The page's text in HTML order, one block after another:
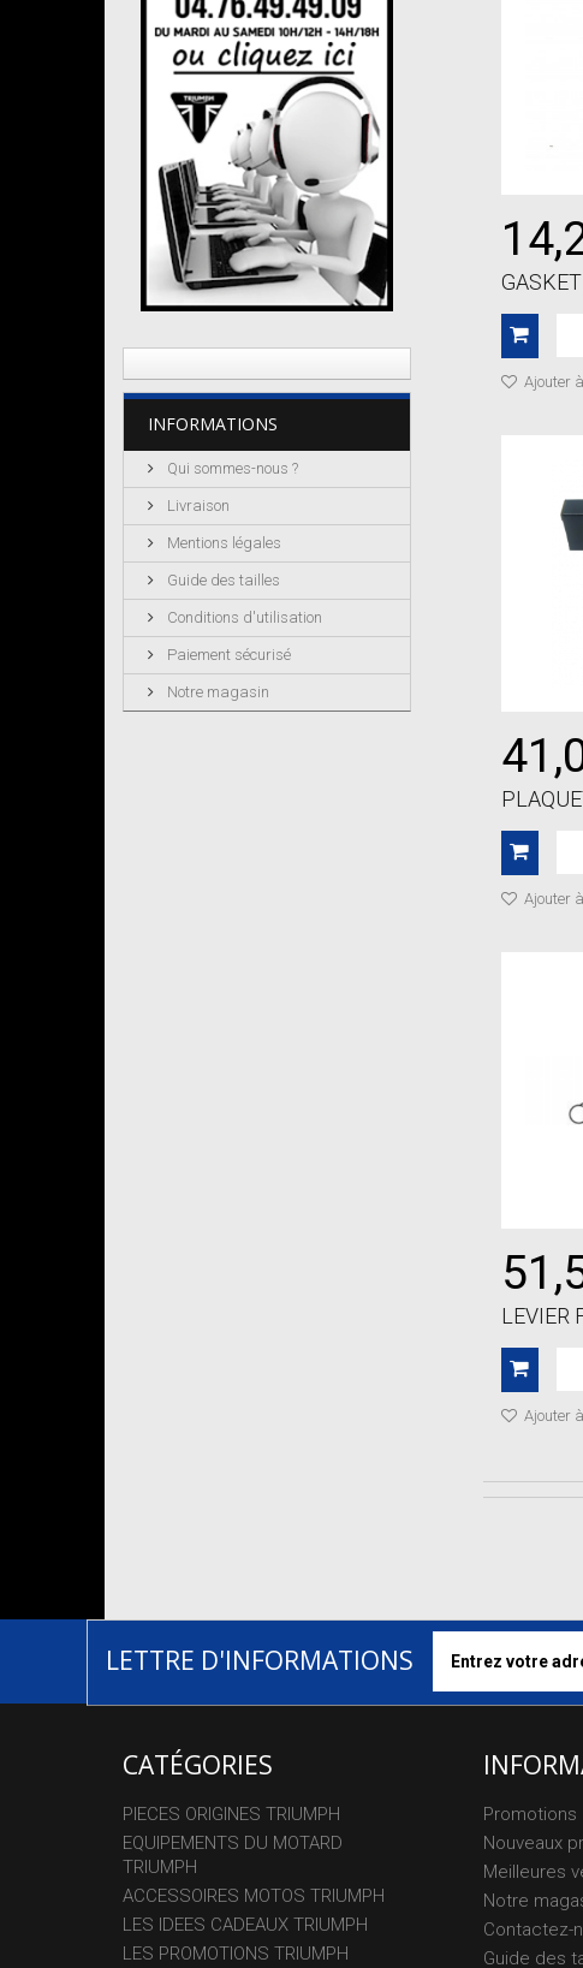
INFORMATIONS
Qui sommes-nous ?
Livraison
Mentions légales
Guide des tailles
Conditions d'utilisation
Paiement sécurisé
Notre magasin
Ajouter
Ajouter
LEVIER
Ajouter
LETTRE D'INFORMATIONS
CATÉGORIES
PIECES ORIGINES TRIUMPH
EQUIPEMENTS DU MOTARD
TRIUMPH
ACCESSOIRES MOTOS TRIUMPH
LES IDEES CADEAUX TRIUMPH
LES PROMOTIONS TRIUMPH
Promotions
Nouveaux
Meilleures
Notre
Contactez-
Guide des